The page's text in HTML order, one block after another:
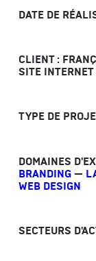
DATE DE
CLIENT :
SITE INTERNET
TYPE DE
DOMAINES
BRANDING—
WEB DESIGN
SECTEURS